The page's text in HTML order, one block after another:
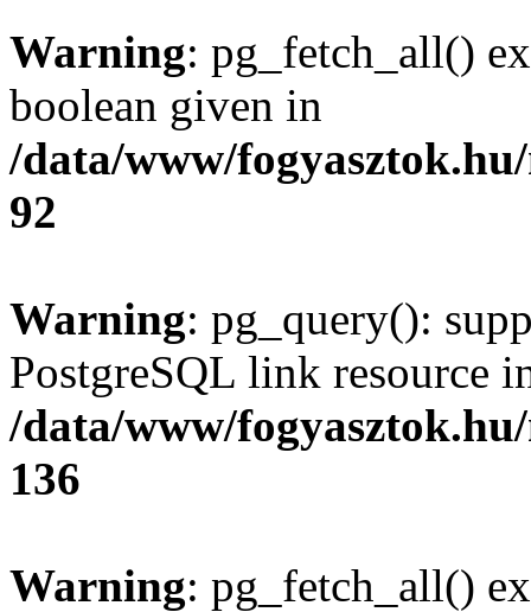
Warning: pg_fetch_all()
boolean given in
/data/www/
92
Warning: pg_query():
PostgreSQL link resource
/data/www/
136
Warning: pg_fetch_all()